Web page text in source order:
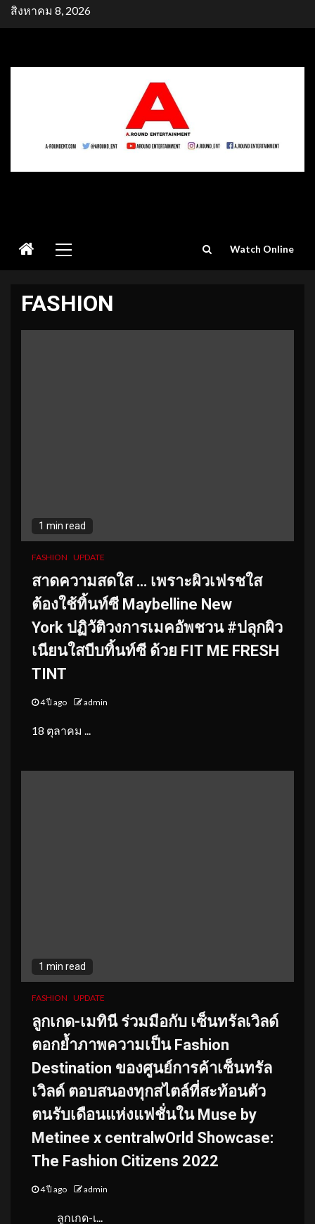
Skipสิงหาคม 8, 2026
Menu
Watch Online
FASHION
1 min read
FASHION UPDATE
สาดความสดใส … เพราะผิวเฟรชใส
ต้องใช้ทิ้นท์ซี Maybelline New
York ปฏิวัติวงการเมคอัพชวน #ปลุกผิว
เนียนใสบีบทิ้นท์ซี ด้วย FIT ME FRESH
TINT
4 ปี ago admin
18 ตุลาคม ...
1 min read
FASHION UPDATE
ลูกเกด-เมทินี ร่วมมือกับ เซ็นทรัลเวิลด์
ตอกย้ำภาพความเป็น Fashion
Destination ของศูนย์การค้าเซ็นทรัล
เวิลด์ ตอบสนองทุกสไตล์ที่สะท้อนตัว
ตนรับเดือนแห่งแฟชั่นใน Muse by
Metinee x centralwOrld Showcase:
The Fashion Citizens 2022
4 ปี ago admin
ลูกเกด-เ...